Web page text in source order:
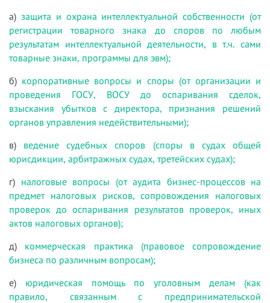
а) защита и охрана интеллектуальной собственности (от
регистрации товарного знака до споров по любым
результатам интеллектуальной деятельности, в т.ч. сами
товарные знаки, программы для эвм);
б) корпоративные вопросы и споры (от организации и
проведения ГОСУ, ВОСУ до оспаривания сделок,
взыскания убытков с директора, признания решений
органов управления недействительными);
в) ведение судебных споров (споры в судах общей
юрисдикции, арбитражных судах, третейских судах);
г) налоговые вопросы (от аудита бизнес-процессов на
предмет налоговых рисков, сопровождения налоговых
проверок до оспаривания результатов проверок, иных
актов налоговых органов);
д) коммерческая практика (правовое сопровождение
бизнеса по различным вопросам);
е) юридическая помощь по уголовным делам (как
правило, связанным с предпринимательской